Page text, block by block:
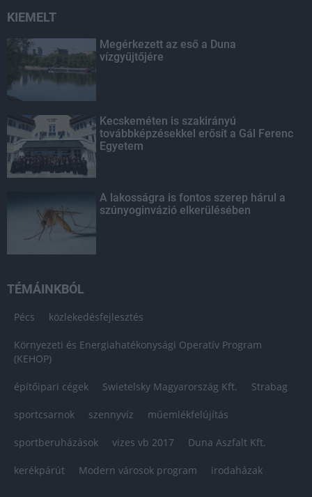
KIEMELT
Megérkezett az eső a Duna
vízgyűjtőjére
Kecskeméten is szakirányú
továbbképzésekkel erősít a Gál Ferenc
Egyetem
A lakosságra is fontos szerep hárul a
szúnyoginvázió elkerülésében
TÉMÁINKBÓL
Pécs közlekedésfejlesztés
Környezeti és Energiahatékonysági Operatív Program
(KEHOP)
építőipari cégek Swietelsky Magyarország Kft. Strabag
sportcsarnok szennyvíz műemlékfelújítás
sportberuházások vizes vb 2017 Duna Aszfalt Kft.
kerékpárút Modern városok program irodaházak